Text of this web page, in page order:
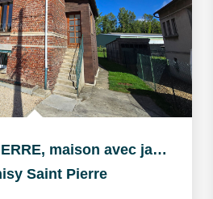
BETHISY ST PIERRE, maison avec jardin
Saint Pierre